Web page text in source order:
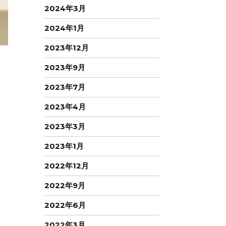
2024年3月
2024年1月
2023年12月
2023年9月
2023年7月
2023年4月
2023年3月
2023年1月
2022年12月
2022年9月
2022年6月